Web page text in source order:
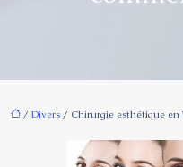
/ Divers / Chirurgie esthétique en